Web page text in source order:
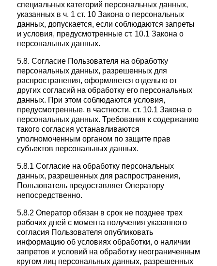
специальных категорий персональных данных,
указанных в ч. 1 ст. 10 Закона о персональных
данных, допускается, если соблюдаются запреты
и условия, предусмотренные ст. 10.1 Закона о
персональных данных.
5.8. Согласие Пользователя на обработку
персональных данных, разрешенных для
распространения, оформляется отдельно от
других согласий на обработку его персональных
данных. При этом соблюдаются условия,
предусмотренные, в частности, ст. 10.1 Закона о
персональных данных. Требования к содержанию
такого согласия устанавливаются
уполномоченным органом по защите прав
субъектов персональных данных.
5.8.1 Согласие на обработку персональных
данных, разрешенных для распространения,
Пользователь предоставляет Оператору
непосредственно.
5.8.2 Оператор обязан в срок не позднее трех
рабочих дней с момента получения указанного
согласия Пользователя опубликовать
информацию об условиях обработки, о наличии
запретов и условий на обработку неограниченным
кругом лиц персональных данных, разрешенных